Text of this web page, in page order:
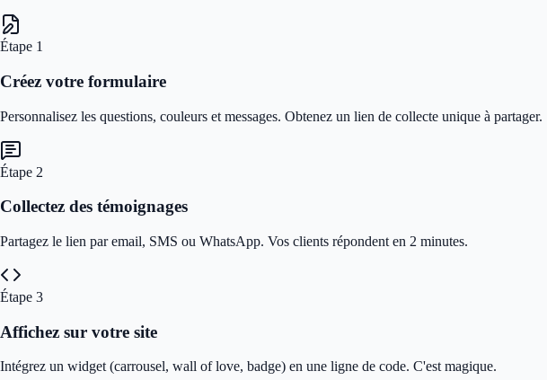
Étape 1
Créez votre formulaire
Personnalisez les questions, couleurs et messages. Obtenez un lien de collecte unique à partager.
Étape 2
Collectez des témoignages
Partagez le lien par email, SMS ou WhatsApp. Vos clients répondent en 2 minutes.
Étape 3
Affichez sur votre site
Intégrez un widget (carrousel, wall of love, badge) en une ligne de code. C'est magique.